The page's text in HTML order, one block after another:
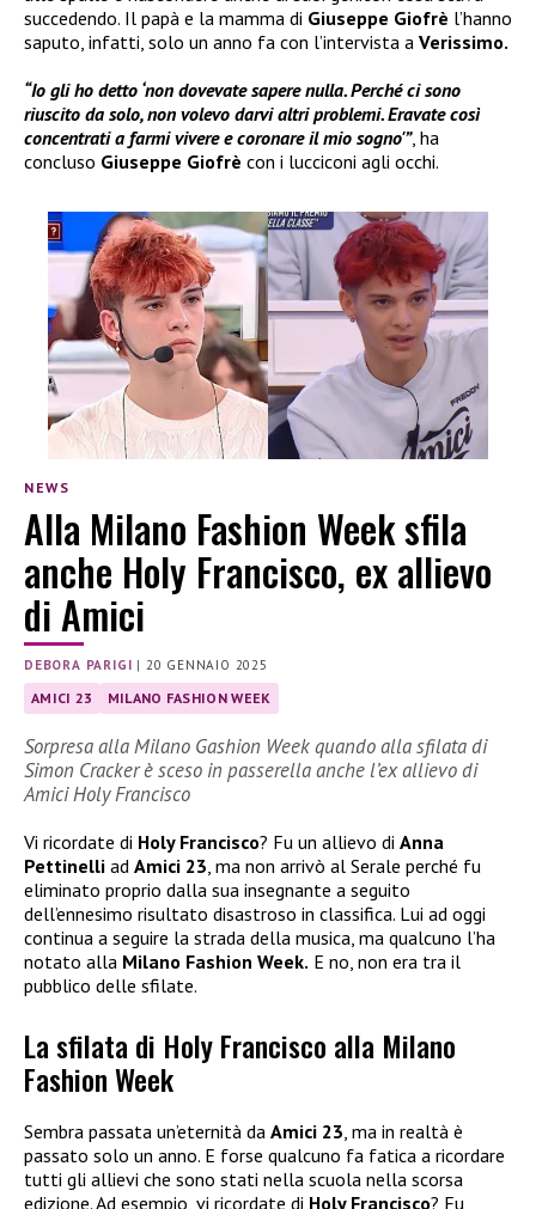
succedendo. Il papà e la mamma di Giuseppe Giofrè l’hanno
saputo, infatti, solo un anno fa con l’intervista a Verissimo.
“Io gli ho detto ‘non dovevate sapere nulla. Perché ci sono
riuscito da solo, non volevo darvi altri problemi. Eravate così
concentrati a farmi vivere e coronare il mio sogno'”, ha
concluso Giuseppe Giofrè con i lucciconi agli occhi.
NEWS
Alla Milano Fashion Week sfila
anche Holy Francisco, ex allievo
di Amici
DEBORA PARIGI | 20 GENNAIO 2025
AMICI 23 MILANO FASHION WEEK
Sorpresa alla Milano Gashion Week quando alla sfilata di
Simon Cracker è sceso in passerella anche l’ex allievo di
Amici Holy Francisco
Vi ricordate di Holy Francisco? Fu un allievo di Anna
Pettinelli ad Amici 23 , ma non arrivò al Serale perché fu
eliminato proprio dalla sua insegnante a seguito
dell’ennesimo risultato disastroso in classifica. Lui ad oggi
continua a seguire la strada della musica, ma qualcuno l’ha
notato alla Milano Fashion Week. E no, non era tra il
pubblico delle sfilate.
La sfilata di Holy Francisco alla Milano
Fashion Week
Sembra passata un’eternità da Amici 23, ma in realtà è
passato solo un anno. E forse qualcuno fa fatica a ricordare
tutti gli allievi che sono stati nella scuola nella scorsa
edizione. Ad esempio, vi ricordate di Holy Francisco? Fu